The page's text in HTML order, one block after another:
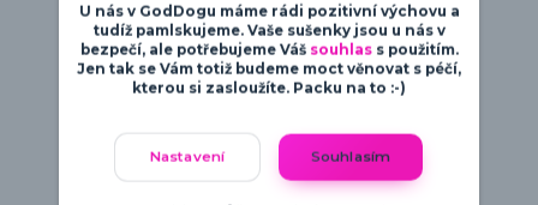
U nás v GodDogu máme rádi pozitivní výchovu a
tudíž pamlskujeme. Vaše sušenky jsou u nás v
bezpečí, ale potřebujeme Váš souhlass použitím.
Jen tak se Vám totiž budeme moct věnovat s péčí,
kterou si zasloužíte. Packu na to :-)
Nastavení Souhlasím